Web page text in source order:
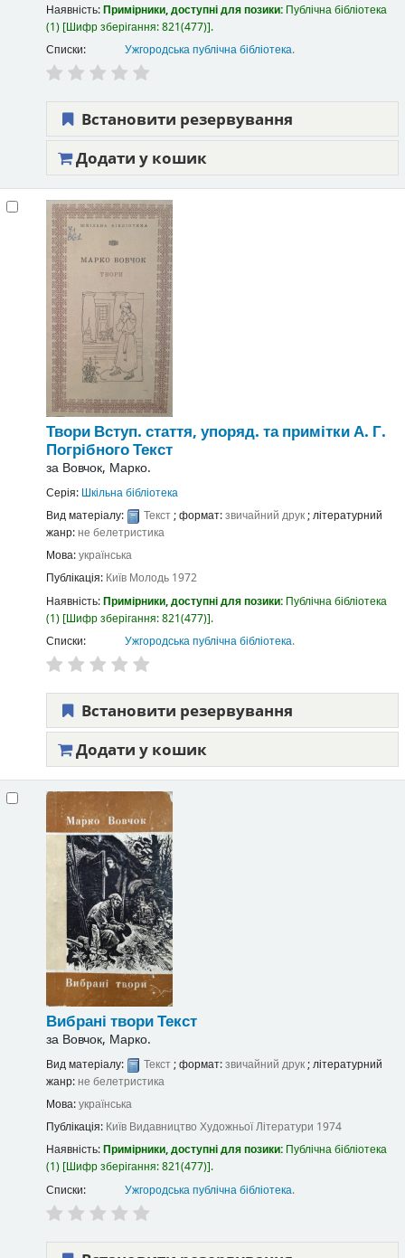
Наявність:Примірники, доступні для позики: Публічна бібліотека
(1) Шифр зберігання:821(477) .
Списки:
Ужгородська публічна бібліотека.
Встановити резервування
Додати у кошик
Твори Вступ. стаття, упоряд. та примітки А. Г.
ПогрібногоТекст
за Вовчок, Марко.
Серія: Шкільна бібліотека
Вид матеріалу:
Текст; формат:звичайний друк; літературний
жанр:не белетристика
Мова:українська
Публікація: Київ Молодь 1972
Наявність:Примірники, доступні для позики: Публічна бібліотека
(1) Шифр зберігання:821(477) .
Списки:
Ужгородська публічна бібліотека.
Встановити резервування
Додати у кошик
Вибрані твориТекст
за Вовчок, Марко.
Вид матеріалу: Текст; формат:звичайний друк; літературний
жанр: не белетристика
Мова:українська
Публікація: Київ Видавництво Художньої Літератури 1974
Наявність:Примірники, доступні для позики: Публічна бібліотека
(1) Шифр зберігання:821(477) .
Списки:
Ужгородська публічна бібліотека.